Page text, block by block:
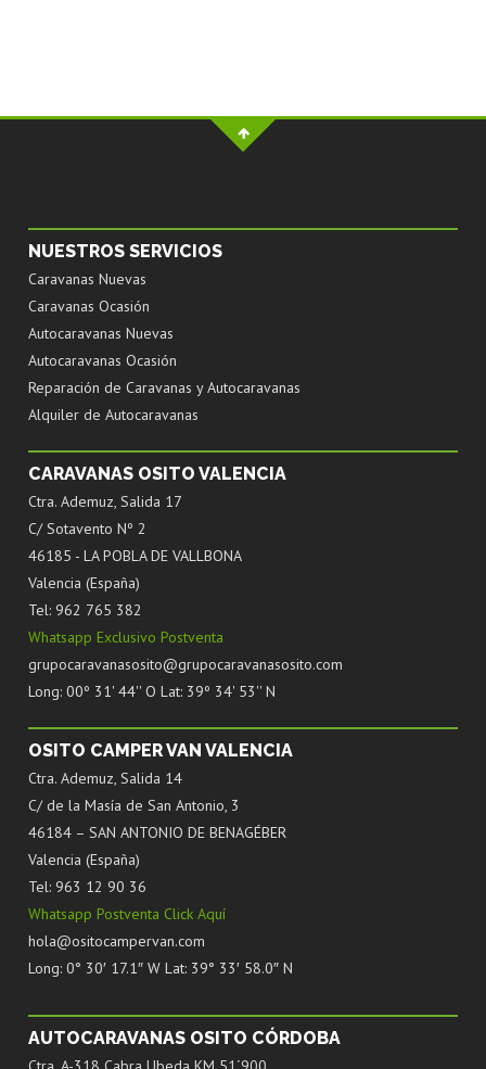
NUESTROS SERVICIOS
Caravanas Nuevas
Caravanas Ocasión
Autocaravanas Nuevas
Autocaravanas Ocasión
Reparación de Caravanas y Autocaravanas
Alquiler de Autocaravanas
CARAVANAS OSITO VALENCIA
Ctra. Ademuz, Salida 17
C/ Sotavento Nº 2
46185 - LA POBLA DE VALLBONA
Valencia (España)
Tel: 962 765 382
Whatsapp Exclusivo Postventa
grupocaravanasosito@grupocaravanasosito.com
Long: 00º 31' 44'' O Lat: 39º 34' 53'' N
OSITO CAMPER VAN VALENCIA
Ctra. Ademuz, Salida 14
C/ de la Masía de San Antonio, 3
46184 – SAN ANTONIO DE BENAGÉBER
Valencia (España)
Tel: 963 12 90 36
Whatsapp Postventa Click Aquí
hola@ositocampervan.com
Long: 0° 30′ 17.1″ W Lat: 39° 33′ 58.0″ N
AUTOCARAVANAS OSITO CÓRDOBA